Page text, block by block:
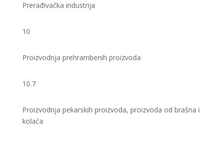
Prerađivačka industrija
10
Proizvodnja prehrambenih proizvoda
10.7
Proizvodnja pekarskih proizvoda, proizvoda od brašna i
kolača